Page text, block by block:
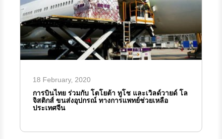
18 February, 2020
การบินไทย ร่วมกับ โตโยต้า ทูโช และเวิลด์วายด์ โล
จิสติกส์ ขนส่งอุปกรณ์ ทางการแพทย์ช่วยเหลือ
ประเทศจีน